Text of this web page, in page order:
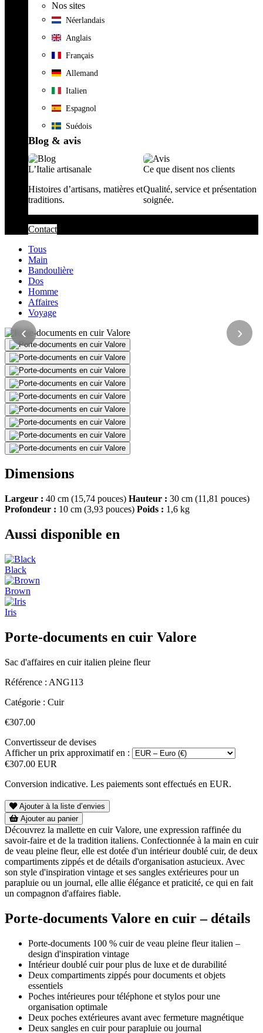
Nos sites
Néerlandais
Anglais
Français
Allemand
Italien
Espagnol
Suédois
Blog & avis
L’Italie artisanale
Histoires d’artisans, matières et
traditions.
Ce que disent nos clients
Qualité, service et présentation
soignée.
Contact
Tous
Main
Bandoulière
Dos
Homme
Affaires
Voyage
‹ ›
Dimensions
Largeur : 40 cm (15,74 pouces) Hauteur : 30 cm (11,81 pouces)
Profondeur : 10 cm (3,93 pouces) Poids : 1,6 kg
Aussi disponible en
Black
Brown
Iris
Porte-documents en cuir Valore
Sac d'affaires en cuir italien pleine fleur
Référence : ANG113
Catégorie : Cuir
€307.00
Convertisseur de devises
Afficher un prix approximatif en :
€307.00 EUR
Conversion indicative. Les paiements sont effectués en EUR.
Ajouter à la liste d’envies
Ajouter au panier
Découvrez la mallette en cuir Valore, une expression raffinée du
savoir-faire et de la tradition italiens. Confectionnée à la main en cuir
de veau pleine fleur, elle est dotée d'un intérieur doublé cuir, de deux
compartiments zippés et de détails d'organisation astucieux. Avec
son style d'inspiration vintage et ses sangles extérieures pour un
parapluie ou un journal, elle allie élégance et praticité, ce qui en fait
un compagnon d'affaires fiable.
Porte-documents Valore en cuir – détails
Porte-documents 100 % cuir de veau pleine fleur italien –
design d'inspiration vintage
Intérieur doublé cuir pour plus de luxe et de durabilité
Deux compartiments zippés pour documents et objets
essentiels
Poches intérieures pour téléphone et stylos pour une
organisation optimale
Deux poches extérieures avant avec fermeture magnétique
Deux sangles en cuir pour parapluie ou journal